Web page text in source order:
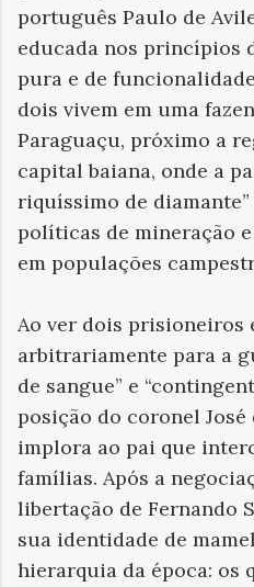
português Paulo de
educada nos princípios
pura e de
dois vivem em uma
Paraguaçu, próximo a
capital baiana, onde a
riquíssimo de diamante”
políticas de mineração
em populações
Ao ver dois prisioneiros
arbitrariamente para a
de sangue” e
posição do coronel José
implora ao pai que
famílias. Após a
libertação de Fernando
sua identidade de
hierarquia da época: os